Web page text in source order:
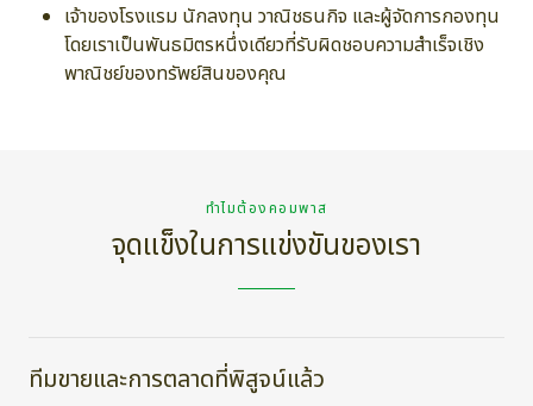
เจ้าของโรงแรม นักลงทุน วาณิชธนกิจ และผู้จัดการกองทุน
โดยเราเป็นพันธมิตรหนึ่งเดียวที่รับผิดชอบความสำเร็จเชิง
พาณิชย์ของทรัพย์สินของคุณ
ทำไมต้องคอมพาส
จุดแข็งในการแข่งขันของเรา
ทีมขายและการตลาดที่พิสูจน์แล้ว